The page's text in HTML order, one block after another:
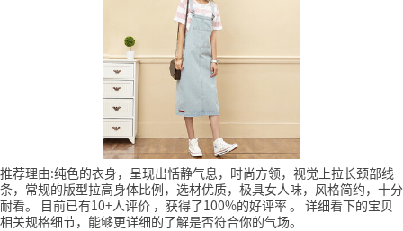
推荐理由:纯色的衣身，呈现出恬静气息，时尚方领，视觉上拉长颈部线
条，常规的版型拉高身体比例，选材优质，极具女人味，风格简约，十分
耐看。
目前已有10+人评价 ，获得了100%的好评率。 详细看下的宝贝
相关规格细节，能够更详细的了解是否符合你的气场。